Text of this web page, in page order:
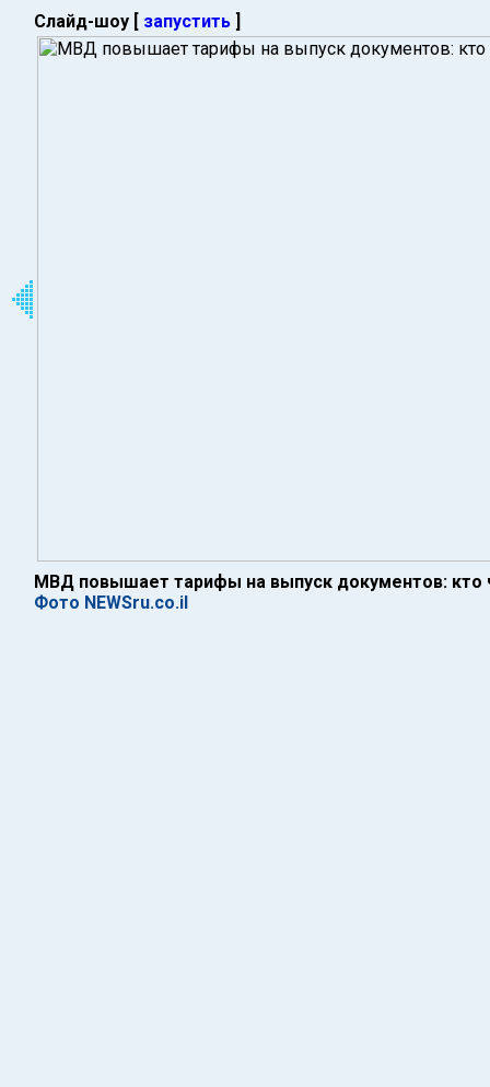
Слайд-шоу [ запустить ]
МВД повышает тарифы на выпуск документов: кто
Фото NEWSru.co.il